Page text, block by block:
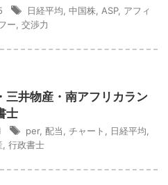
日経平均 中国株 ASP, アフィ
ー 交渉力
三井物産・南アフリカラン
士
per, 配当 チャート 日経平均
行政書士